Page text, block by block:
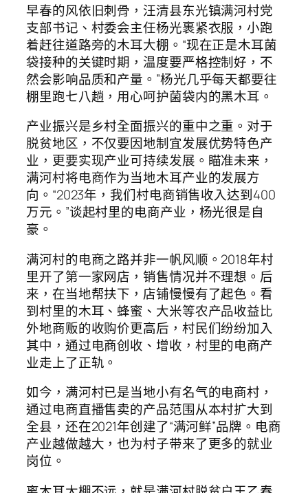
早春的风依旧刺骨，汪清县东光镇满河村党
支部书记、村委会主任杨光裹紧衣服，小跑
着赶往道路旁的木耳大棚。“现在正是木耳菌
袋接种的关键时期，温度要严格控制好，不
然会影响品质和产量。”杨光几乎每天都要往
棚里跑七八趟，用心呵护菌袋内的黑木耳。
产业振兴是乡村全面振兴的重中之重。对于
脱贫地区，不仅要因地制宜发展优势特色产
业，更要实现产业可持续发展。瞄准未来，
满河村将电商作为当地木耳产业的发展方
向。“2023年，我们村电商销售收入达到400
万元。”谈起村里的电商产业，杨光很是自
豪。
满河村的电商之路并非一帆风顺。2018年村
里开了第一家网店，销售情况并不理想。后
来，在当地帮扶下，店铺慢慢有了起色。看
到村里的木耳、蜂蜜、大米等农产品收益比
外地商贩的收购价更高后，村民们纷纷加入
其中，通过电商创收、增收，村里的电商产
业走上了正轨。
如今，满河村已是当地小有名气的电商村，
通过电商直播售卖的产品范围从本村扩大到
全县，还在2021年创建了“满河鲜”品牌。电商
产业越做越大，也为村子带来了更多的就业
岗位。